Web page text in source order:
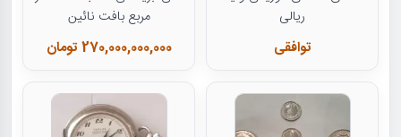
ریالی
توافقی
مربع بافت نائین
270,000,000,000 تومان